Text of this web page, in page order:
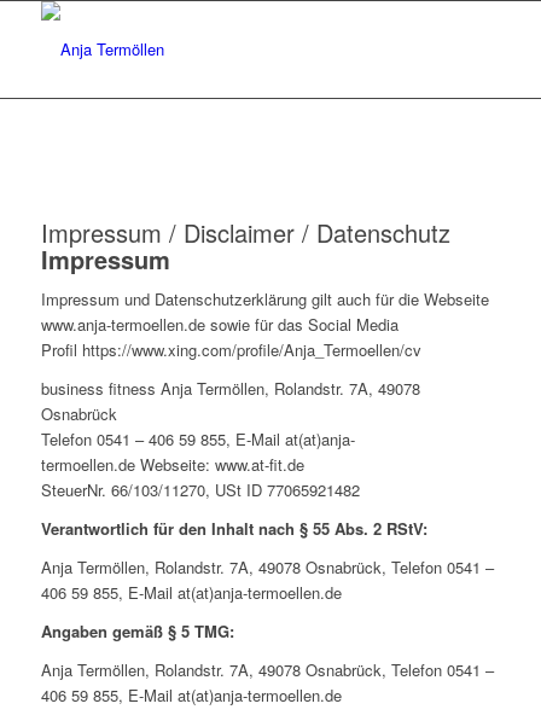
Impressum / Disclaimer / Datenschutz
Impressum
Impressum und Datenschutzerklärung gilt auch für die Webseite
www.anja-termoellen.de sowie für das Social Media
Profil https://www.xing.com/profile/Anja_Termoellen/cv
business fitness Anja Termöllen, Rolandstr. 7A, 49078
Osnabrück
Telefon 0541 – 406 59 855, E-Mail at(at)anja-
termoellen.de Webseite: www.at-fit.de
SteuerNr. 66/103/11270, USt ID 77065921482
Verantwortlich für den Inhalt nach § 55 Abs. 2 RStV:
Anja Termöllen, Rolandstr. 7A, 49078 Osnabrück, Telefon 0541 –
406 59 855, E-Mail at(at)anja-termoellen.de
Angaben gemäß § 5 TMG:
Anja Termöllen, Rolandstr. 7A, 49078 Osnabrück, Telefon 0541 –
406 59 855, E-Mail at(at)anja-termoellen.de